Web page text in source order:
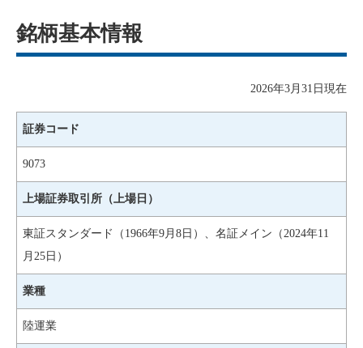
銘柄基本情報
2026年3月31日現在
証券コード
9073
上場証券取引所（上場日）
東証スタンダード（1966年9月8日）、名証メイン（2024年11
月25日）
業種
陸運業